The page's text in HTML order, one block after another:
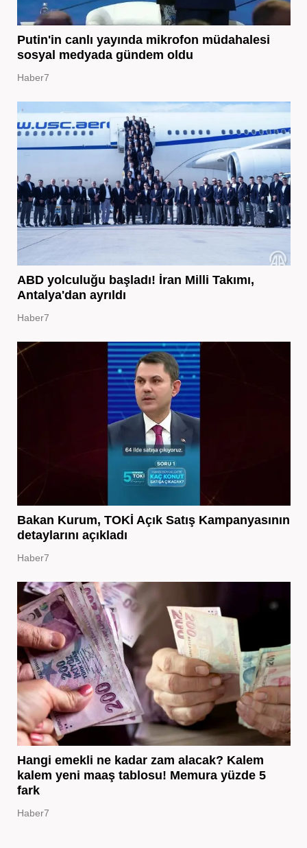
Putin'in canlı yayında mikrofon müdahalesi
sosyal medyada gündem oldu
Haber7
ABD yolculuğu başladı! İran Milli Takımı,
Antalya'dan ayrıldı
Haber7
Bakan Kurum, TOKİ Açık Satış Kampanyasının
detaylarını açıkladı
Haber7
Hangi emekli ne kadar zam alacak? Kalem
kalem yeni maaş tablosu! Memura yüzde 5
fark
Haber7